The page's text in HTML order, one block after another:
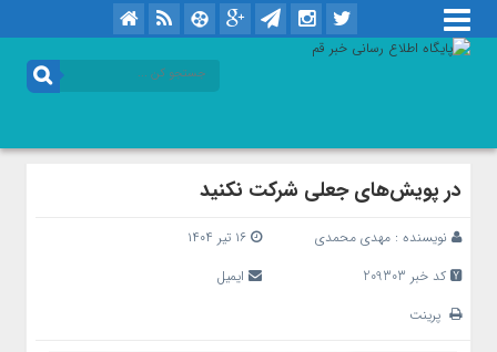
در پویش‌های جعلی شرکت نکنید
نویسنده : مهدی محمدی
۱۶ تیر ۱۴۰۴
کد خبر 209303
ایمیل
پرینت